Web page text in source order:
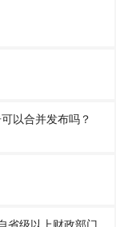
以合并发布吗？